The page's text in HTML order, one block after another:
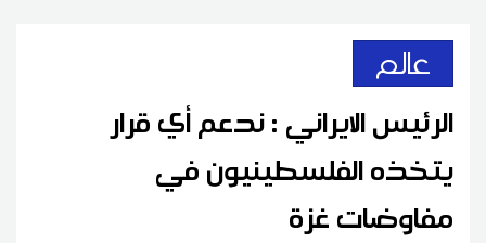
عالم
الرئيس الايراني : ندعم أي قرار
يتخذه الفلسطينيون في
مفاوضات غزة